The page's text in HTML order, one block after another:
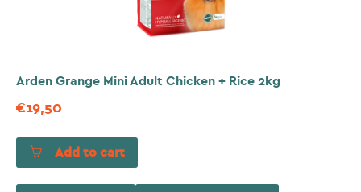
Arden Grange Mini Adult Chicken + Rice 2kg
€19,50
Add to cart